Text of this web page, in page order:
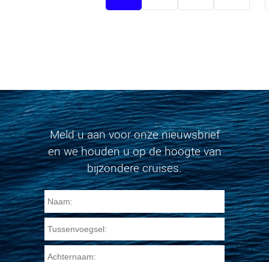
Meld u aan voor onze nieuwsbrief
en we houden u op de hoogte van
bijzondere cruises.